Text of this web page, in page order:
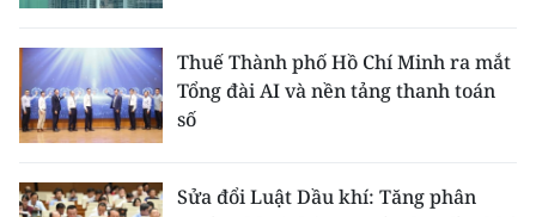
Thuế Thành phố Hồ Chí Minh ra mắt
Tổng đài AI và nền tảng thanh toán
số
Sửa đổi Luật Dầu khí: Tăng phân